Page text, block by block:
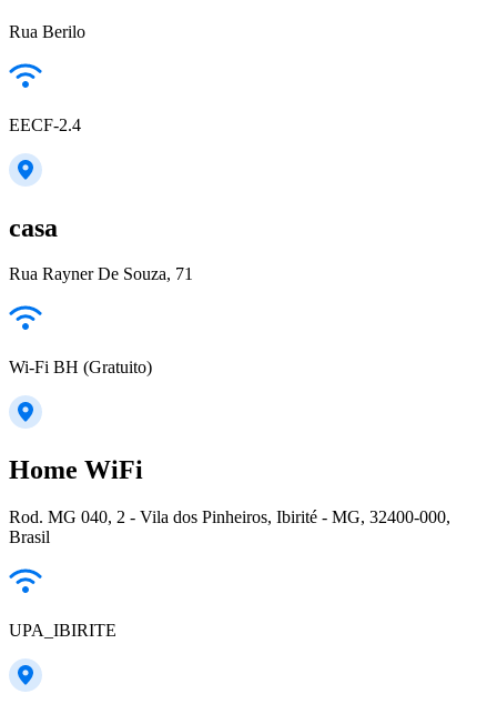
Rua Berilo
EECF-2.4
casa
Rua Rayner De Souza, 71
Wi-Fi BH (Gratuito)
Home WiFi
Rod. MG 040, 2 - Vila dos Pinheiros, Ibirité - MG, 32400-000,
Brasil
UPA_IBIRITE